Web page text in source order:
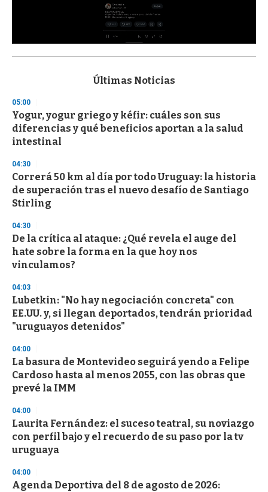
s
d
s
o
f
3
s
e
c
o
n
Últimas Noticias
05:00
Yogur, yogur griego y kéfir: cuáles son sus
diferencias y qué beneficios aportan a la salud
intestinal
04:30
Correrá 50 km al día por todo Uruguay: la historia
de superación tras el nuevo desafío de Santiago
Stirling
04:30
De la crítica al ataque: ¿Qué revela el auge del
hate sobre la forma en la que hoy nos
vinculamos?
04:03
Lubetkin: "No hay negociación concreta" con
EE.UU. y, si llegan deportados, tendrán prioridad
"uruguayos detenidos"
04:00
La basura de Montevideo seguirá yendo a Felipe
Cardoso hasta al menos 2055, con las obras que
prevé la IMM
04:00
Laurita Fernández: el suceso teatral, su noviazgo
con perfil bajo y el recuerdo de su paso por la tv
uruguaya
04:00
Agenda Deportiva del 8 de agosto de 2026: